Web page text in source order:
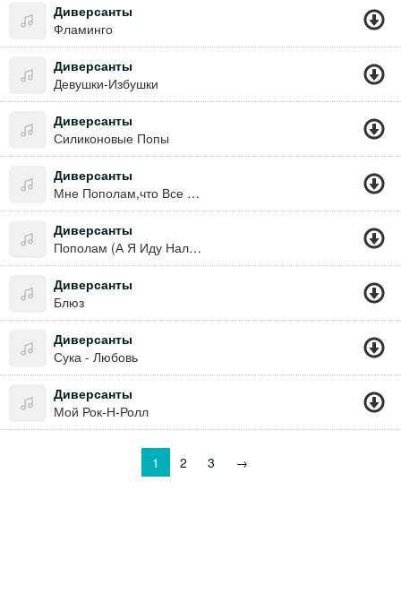
Диверсанты
Фламинго
Диверсанты
Девушки-Избушки
Диверсанты
Силиконовые Попы
Диверсанты
Мне Пополам,что Все По Парам
Диверсанты
Пополам (А Я Иду Налегке Весенним Шагом Мне Пополам, Что Все По Парам Горят Огни, Идут Дожди По Тротуарам По Парам, Пополам, Па-Па-Рам.)
Диверсанты
Блюз
Диверсанты
Сука - Любовь
Диверсанты
Мой Рок-Н-Ролл
1 2 3 →